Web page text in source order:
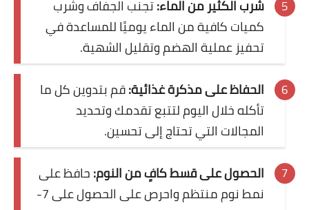
مشروبات حرق الدهون
تمارين للتخسيس
تمارين للأرداف
الحمل والولادة
حاسبة الحمل والولادة
مراحل الحمل
شرب الكثير من الماء:تجنب الجفاف وشرب
كميات كافية من الماء يوميًا للمساعدة في
تحفيز عملية الهضم وتقليل الشهية.
الحفاظ على مذكرة غذائية:قم بتدوين كل ما
تأكله خلال اليوم لتتبع تقدمك وتحديد
المجالات التي تحتاج إلى تحسين.
الحصول على قسط كافٍ من النوم:حافظ على
نمط نوم منتظم واحرص على الحصول على 7-